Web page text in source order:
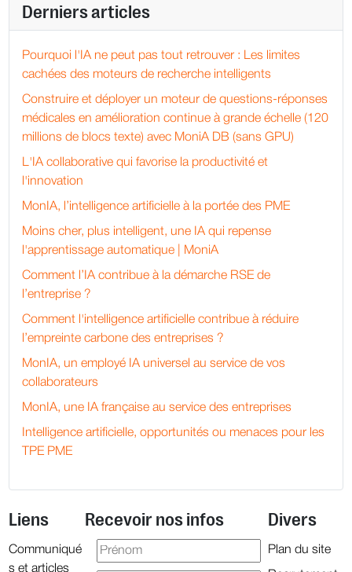
Derniers articles
Pourquoi l'IA ne peut pas tout retrouver : Les limites
cachées des moteurs de recherche intelligents
Construire et déployer un moteur de questions-réponses
médicales en amélioration continue à grande échelle (120
millions de blocs texte) avec MoniA DB (sans GPU)
L'IA collaborative qui favorise la productivité et
l'innovation
MonIA, l’intelligence artificielle à la portée des PME
Moins cher, plus intelligent, une IA qui repense
l'apprentissage automatique | MoniA
Comment l’IA contribue à la démarche RSE de
l’entreprise ?
Comment l'intelligence artificielle contribue à réduire
l’empreinte carbone des entreprises ?
MonIA, un employé IA universel au service de vos
collaborateurs
MonIA, une IA française au service des entreprises
Intelligence artificielle, opportunités ou menaces pour les
TPE PME
Liens
Communiqué
s et articles
Recevoir nos infos Divers
Plan du site